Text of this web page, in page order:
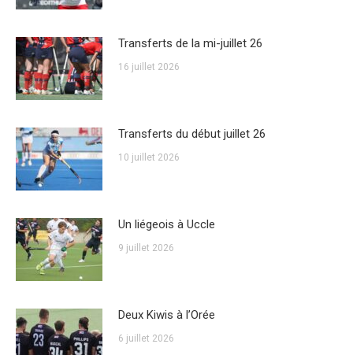
Transferts de la mi-juillet 26
16 juillet 2026
Transferts du début juillet 26
10 juillet 2026
Un liégeois à Uccle
9 juillet 2026
Deux Kiwis à l’Orée
6 juillet 2026